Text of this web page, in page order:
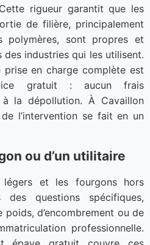
rigueur garantit que les
de filière, principalement
polymères, sont propres et
industries qui les utilisent.
en charge complète est
gratuit : aucun frais
à la dépollution. À Cavaillon
l’intervention se fait en un
ou d’un utilitaire
légers et les fourgons hors
des questions spécifiques,
d’encombrement ou de
professionnelle.